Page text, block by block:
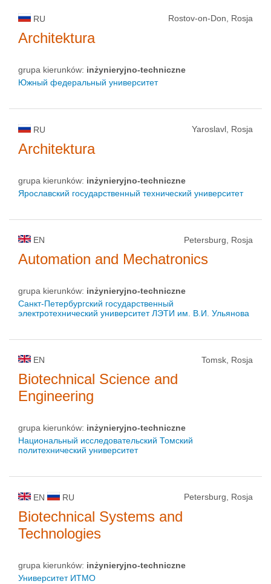
RU Rostov-on-Don, Rosja
Architektura
grupa kierunków: inżynieryjno-techniczne
Южный федеральный университет
RU Yaroslavl, Rosja
Architektura
grupa kierunków: inżynieryjno-techniczne
Ярославский государственный технический университет
EN Petersburg, Rosja
Automation and Mechatronics
grupa kierunków: inżynieryjno-techniczne
Санкт-Петербургский государственный
электротехнический университет ЛЭТИ им. В.И. Ульянова
EN Tomsk, Rosja
Biotechnical Science and
Engineering
grupa kierunków: inżynieryjno-techniczne
Национальный исследовательский Томский
политехнический университет
EN RU Petersburg, Rosja
Biotechnical Systems and
Technologies
grupa kierunków: inżynieryjno-techniczne
Университет ИТМО